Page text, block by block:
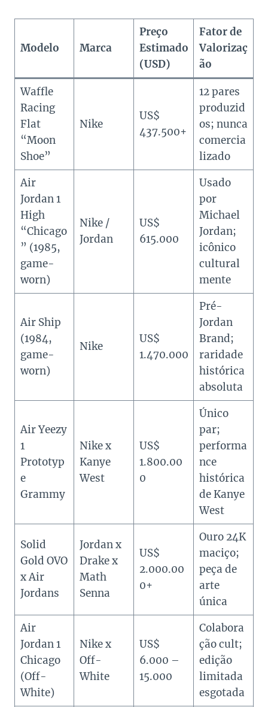
Modelo Marca
Preço
Estimado
(USD)
Fator de
Valorizaç
ão
Waffle
Racing
Flat
“Moon
Shoe”
Nike
US$
437.500+
12 pares
produzid
os; nunca
comercia
lizado
Air
Jordan 1
High
“Chicago
” (1985,
game-
worn)
Nike /
Jordan
US$
615.000
Usado
por
Michael
Jordan;
icônico
cultural
mente
Air Ship
(1984,
game-
worn)
Nike
US$
1.470.000
Pré-
Jordan
Brand;
raridade
histórica
absoluta
Air Yeezy
1
Prototyp
e
Grammy
Nike x
Kanye
West
US$
1.800.00
0
Único
par;
performa
nce
histórica
de Kanye
West
Solid
Gold OVO
x Air
Jordans
Jordan x
Drake x
Math
Senna
US$
2.000.00
0+
Ouro 24K
maciço;
peça de
arte
única
Air
Jordan 1
Chicago
(Off-
White)
Nike x
Off-
White
US$
6.000 –
15.000
Colabora
ção cult;
edição
limitada
esgotada